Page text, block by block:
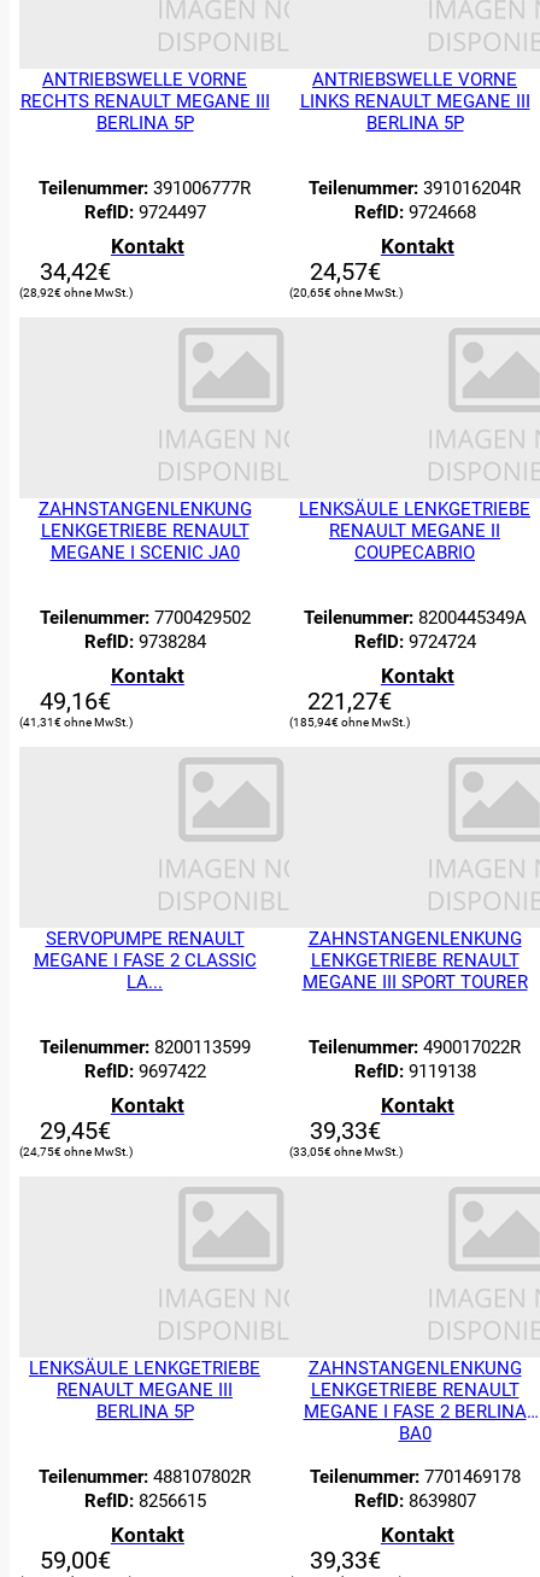
ANTRIEBSWELLE VORNE
RECHTS RENAULT MEGANE III
BERLINA 5P
Teilenummer: 391006777R
RefID:9724497
Kontakt
34,42€
28,92€
ANTRIEBSWELLE VORNE
LINKS RENAULT MEGANE III
BERLINA 5P
Teilenummer: 391016204R
RefID:9724668
Kontakt
24,57€
20,65€
ZAHNSTANGENLENKUNG
LENKGETRIEBE RENAULT
MEGANE I SCENIC JA0
Teilenummer:7700429502
RefID:9738284
Kontakt
49,16€
41,31€
LENKSÄULE LENKGETRIEBE
RENAULT MEGANE II
COUPECABRIO
Teilenummer:8200445349A
RefID:9724724
Kontakt
221,27€
185,94€
SERVOPUMPE RENAULT
MEGANE I FASE 2 CLASSIC
LA...
Teilenummer:8200113599
RefID:9697422
Kontakt
29,45€
24,75€
ZAHNSTANGENLENKUNG
LENKGETRIEBE RENAULT
MEGANE III SPORT TOURER
Teilenummer: 490017022R
RefID:9119138
Kontakt
39,33€
33,05€
LENKSÄULE LENKGETRIEBE
RENAULT MEGANE III
BERLINA 5P
Teilenummer: 488107802R
RefID:8256615
Kontakt
59,00€
ZAHNSTANGENLENKUNG
LENKGETRIEBE RENAULT
MEGANE I FASE 2 BERLINA
BA0
Teilenummer:7701469178
RefID:8639807
Kontakt
39,33€